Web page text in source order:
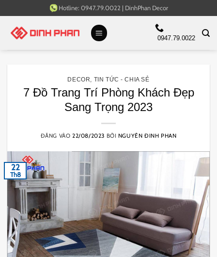
qua
Hotline: 0947.79.0022 | DinhPhan Decor
0947.79.0022
DECOR TIN TỨC - CHIA SẺ
7 Đồ Trang Trí Phòng Khách Đẹp
Sang Trọng 2023
ĐĂNG VÀO22/08/2023 BỞI NGUYÊN ĐINH PHAN
22
Th8